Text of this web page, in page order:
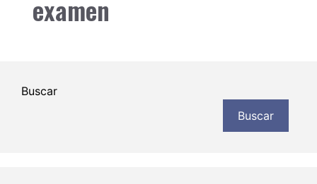
examen
Buscar
Buscar